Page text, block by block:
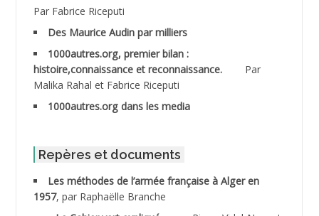
ABDESSELAMI Kouider
ABDESSLEM Ahmed dit le Coiffeur
ABDOUDOU
ABID Mohamed
ABNOUN Salah
Par Fabrice Riceputi
Des Maurice Audin par milliers
1000autres.org, premier bilan :
histoire,connaissance et reconnaissance.
Par
Malika Rahal et Fabrice Riceputi
1000autres.org dans les media
Repères et documents
Les méthodes de l’armée française à Alger en
1957, par Raphaëlle Branche